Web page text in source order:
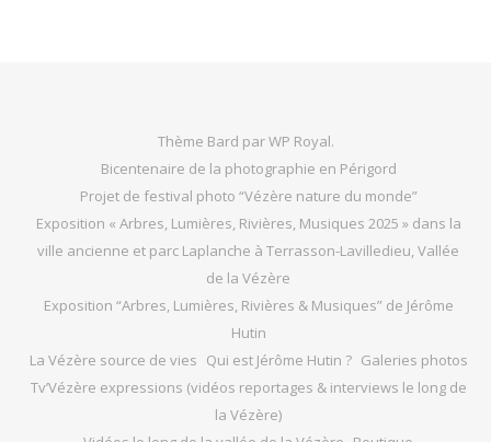
Thème Bard parWP Royal.
Bicentenaire de la photographie en Périgord
Projet de festival photo “Vézère nature du monde”
Exposition « Arbres, Lumières, Rivières, Musiques 2025 » dans la
ville ancienne et parc Laplanche à Terrasson-Lavilledieu, Vallée
de la Vézère
Exposition “Arbres, Lumières, Rivières & Musiques” de Jérôme
Hutin
La Vézère source de vies Qui est Jérôme Hutin ? Galeries photos
Tv’Vézère expressions (vidéos reportages & interviews le long de
la Vézère)